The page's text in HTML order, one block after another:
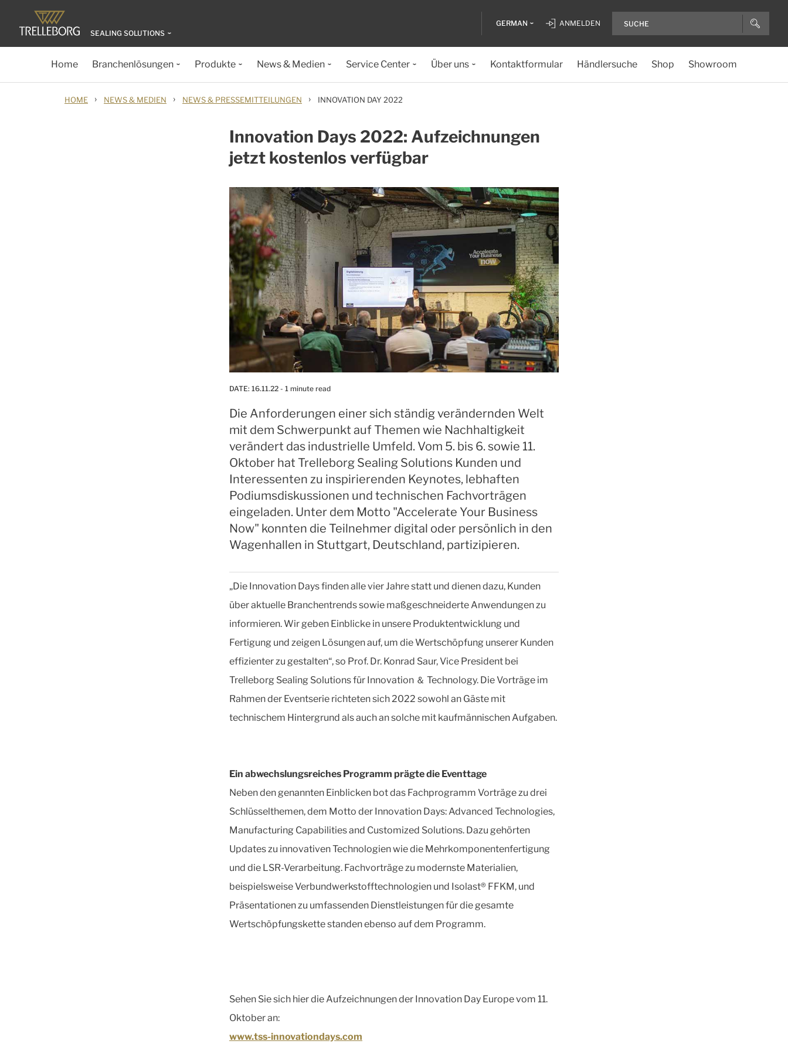
SEALING SOLUTIONS
GERMAN ANMELDEN
Home Branchenlösungen Produkte News & Medien Service Center Über uns Kontaktformular Händlersuche Shop Showroom
HOME › NEWS & MEDIEN › NEWS & PRESSEMITTEILUNGEN › INNOVATION DAY 2022
Innovation Days 2022: Aufzeichnungen
jetzt kostenlos verfügbar
DATE: 16.11.22 - 1 minute read
Die Anforderungen einer sich ständig verändernden Welt
mit dem Schwerpunkt auf Themen wie Nachhaltigkeit
verändert das industrielle Umfeld. Vom 5. bis 6. sowie 11.
Oktober hat Trelleborg Sealing Solutions Kunden und
Interessenten zu inspirierenden Keynotes, lebhaften
Podiumsdiskussionen und technischen Fachvorträgen
eingeladen. Unter dem Motto "Accelerate Your Business
Now" konnten die Teilnehmer digital oder persönlich in den
Wagenhallen in Stuttgart, Deutschland, partizipieren.
„Die Innovation Days finden alle vier Jahre statt und dienen dazu, Kunden
über aktuelle Branchentrends sowie maßgeschneiderte Anwendungen zu
informieren. Wir geben Einblicke in unsere Produktentwicklung und
Fertigung und zeigen Lösungen auf, um die Wertschöpfung unserer Kunden
effizienter zu gestalten“, so Prof. Dr. Konrad Saur, Vice President bei
Trelleborg Sealing Solutions für Innovation ＆ Technology. Die Vorträge im
Rahmen der Eventserie richteten sich 2022 sowohl an Gäste mit
technischem Hintergrund als auch an solche mit kaufmännischen Aufgaben.
Ein abwechslungsreiches Programm prägte die Eventtage
Neben den genannten Einblicken bot das Fachprogramm Vorträge zu drei
Schlüsselthemen, dem Motto der Innovation Days: Advanced Technologies,
Manufacturing Capabilities and Customized Solutions. Dazu gehörten
Updates zu innovativen Technologien wie die Mehrkomponentenfertigung
und die LSR-Verarbeitung. Fachvorträge zu modernste Materialien,
beispielsweise Verbundwerkstofftechnologien und Isolast® FFKM, und
Präsentationen zu umfassenden Dienstleistungen für die gesamte
Wertschöpfungskette standen ebenso auf dem Programm.
Sehen Sie sich hier die Aufzeichnungen der Innovation Day Europe vom 11.
Oktober an:
www.tss-innovationdays.com